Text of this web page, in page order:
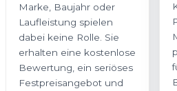
Marke, Baujahr oder
Laufleistung spielen
dabei keine Rolle. Sie
erhalten eine kostenlose
Bewertung, ein seriöses
Festpreisangebot und